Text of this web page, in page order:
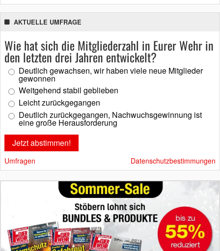
AKTUELLE UMFRAGE
Wie hat sich die Mitgliederzahl in Eurer Wehr in
den letzten drei Jahren entwickelt?
Deutlich gewachsen, wir haben viele neue Mitglieder
gewonnen
Weitgehend stabil geblieben
Leicht zurückgegangen
Deutlich zurückgegangen, Nachwuchsgewinnung ist
eine große Herausforderung
Umfragen Datenschutzbestimmungen